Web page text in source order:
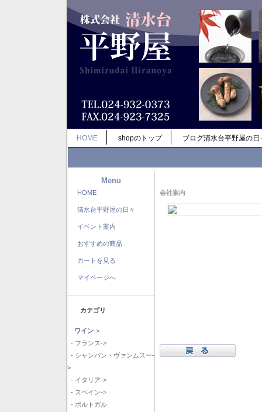
HOME shopのトップ ブログ清水台平野屋の日
Menu
HOME
清水台平野屋の日々
イベント案内
おすすめの商品
カートを見る
マイページへ
カテゴリ
ワイン->
- フランス->
- シャンパン・ヴァンムスー-
>
- イタリア->
- スペイン->
- ポルトガル
会社案内